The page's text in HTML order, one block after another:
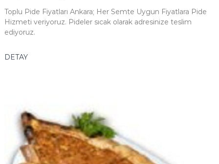
Toplu Pide Fiyatları Ankara; Her Semte Uygun Fiyatlara Pide
Hizmeti veriyoruz. Pideler sıcak olarak adresinize teslim
ediyoruz.
DETAY